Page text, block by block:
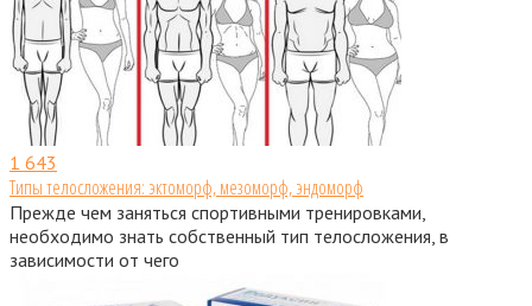
1 643
Типы телосложения: эктоморф, мезоморф, эндоморф
Прежде чем заняться спортивными тренировками,
необходимо знать собственный тип телосложения, в
зависимости от чего